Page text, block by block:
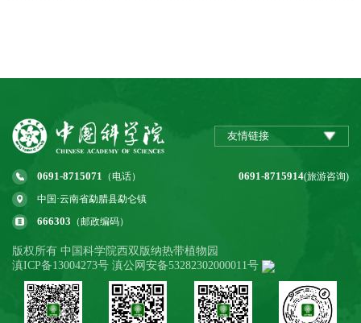
友情链接
0691-8715071 （电话） 0691-8715914(旅游咨询)
中国·云南省勐腊县勐仑镇
666303 （邮政编码）
版权所有 中国科学院西双版纳热带植物园
滇ICP备13004273号 滇公网安备53282302000011号